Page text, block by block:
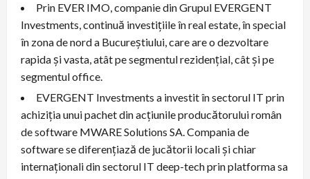
Prin EVER IMO, companie din Grupul EVERGENT
Investments, continuă investițiile în real estate, în special
în zona de nord a Bucureștiului, care are o dezvoltare
rapida și vasta, atât pe segmentul rezidențial, cât și pe
segmentul office.
EVERGENT Investments a investit în sectorul IT prin
achiziția unui pachet din acțiunile producătorului român
de software MWARE Solutions SA. Compania de
software se diferențiază de jucătorii locali și chiar
internaționali din sectorul IT deep-tech prin platforma sa